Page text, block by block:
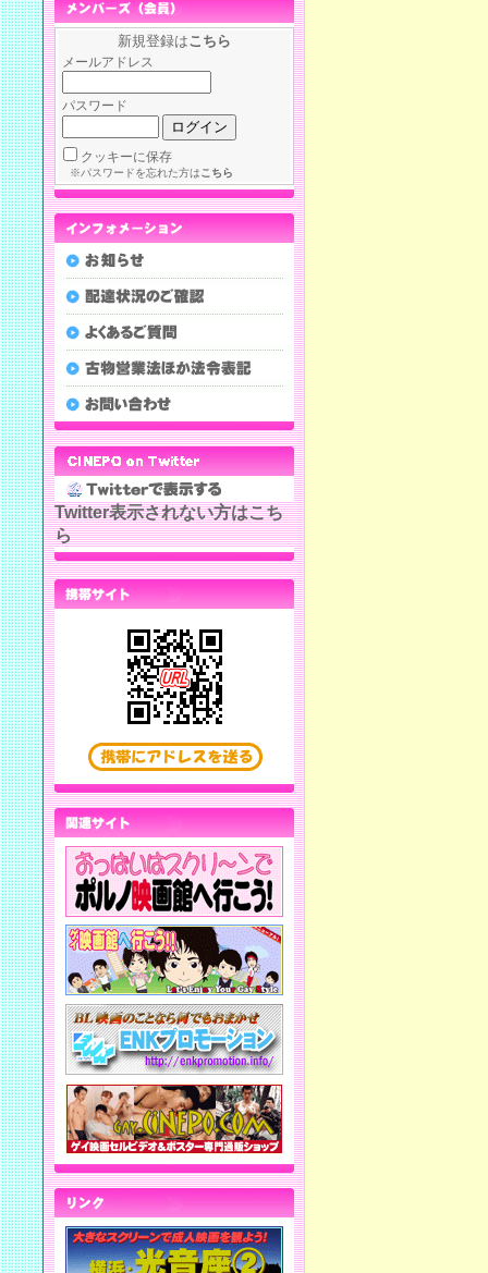
新規登録はこちら
メールアドレス
パスワード
クッキーに保存
※パスワードを忘れた方はこちら
Twitter表示されない方はこち
ら